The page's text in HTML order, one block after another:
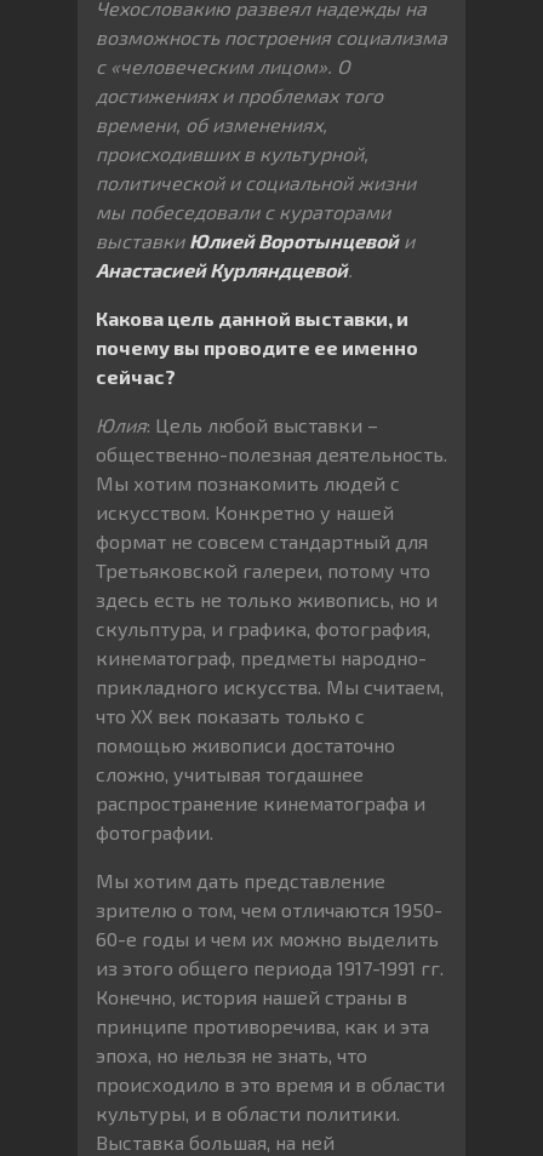
Чехословакию развеял надежды на
возможность построения социализма
с «человеческим лицом». О
достижениях и проблемах того
времени, об изменениях,
происходивших в культурной,
политической и социальной жизни
мы побеседовали с кураторами
выставки Юлией Воротынцевойи
Анастасией Курляндцевой.
Какова цель данной выставки, и
почему вы проводите ее именно
сейчас?
Юлия: Цель любой выставки –
общественно-полезная деятельность.
Мы хотим познакомить людей с
искусством. Конкретно у нашей
формат не совсем стандартный для
Третьяковской галереи, потому что
здесь есть не только живопись, но и
скульптура, и графика, фотография,
кинематограф, предметы народно-
прикладного искусства. Мы считаем,
что XX век показать только c
помощью живописи достаточно
сложно, учитывая тогдашнее
распространение кинематографа и
фотографии.
Мы хотим дать представление
зрителю о том, чем отличаются 1950-
60-е годы и чем их можно выделить
из этого общего периода 1917-1991 гг.
Конечно, история нашей страны в
принципе противоречива, как и эта
эпоха, но нельзя не знать, что
происходило в это время и в области
культуры, и в области политики.
Выставка большая, на ней